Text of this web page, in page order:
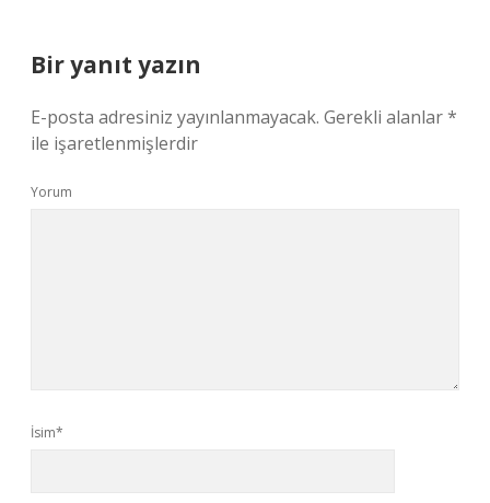
Bir yanıt yazın
E-posta adresiniz yayınlanmayacak. Gerekli alanlar*
ile işaretlenmişlerdir
Yorum
İsim*